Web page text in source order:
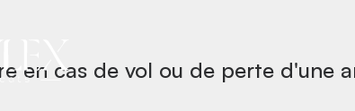
en cas de vol ou de perte d'une